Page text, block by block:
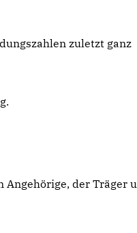
zuletzt ganz
Angehörige, der Träger